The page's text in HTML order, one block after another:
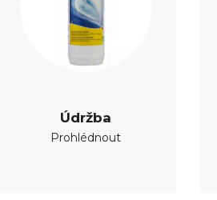
Údržba
Prohlédnout